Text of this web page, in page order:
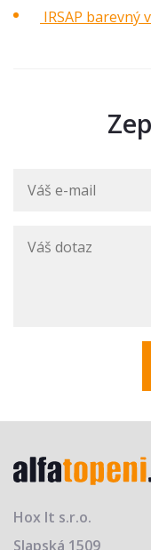
IRSAP barevný
Hox It s.r.o.
Slapská 1509